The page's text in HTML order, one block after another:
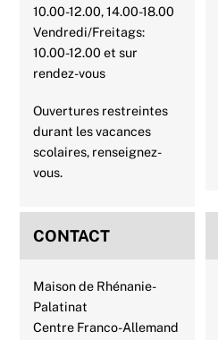
10.00-12.00, 14.00-18.00
Vendredi/Freitags:
10.00-12.00 et sur
rendez-vous
Ouvertures restreintes
durant les vacances
scolaires, renseignez-
vous.
CONTACT
Maison de Rhénanie-
Palatinat
Centre Franco-Allemand